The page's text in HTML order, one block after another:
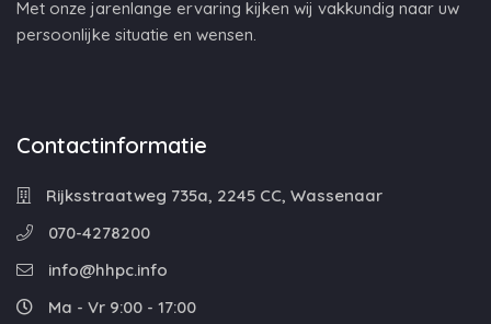
Met onze jarenlange ervaring kijken wij vakkundig naar uw
persoonlijke situatie en wensen.
Contactinformatie
Rijksstraatweg 735a, 2245 CC, Wassenaar
070-4278200
info@hhpc.info
Ma - Vr 9:00 - 17:00